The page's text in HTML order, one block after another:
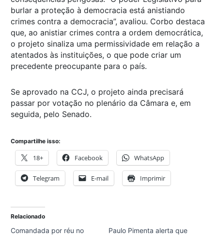
burlar a proteção à democracia está anistiando
crimes contra a democracia”, avaliou. Corbo destaca
que, ao anistiar crimes contra a ordem democrática,
o projeto sinaliza uma permissividade em relação a
atentados às instituições, o que pode criar um
precedente preocupante para o país.
Se aprovado na CCJ, o projeto ainda precisará
passar por votação no plenário da Câmara e, em
seguida, pelo Senado.
Compartilhe isso:
18+ Facebook WhatsApp
Telegram E-mail Imprimir
Relacionado
Comandada por réu no
Paulo Pimenta alerta que